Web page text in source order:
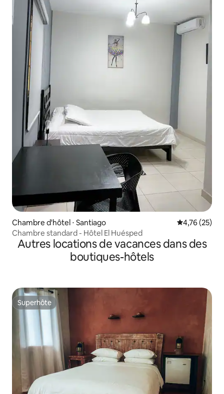
Chambre d'hôtel ⋅ Santiago Évaluation
4,76 (25)
Chambre standard - Hôtel El Huésped
Autres locations de vacances dans des
boutiques-hôtels
Superhôte
Superhôte